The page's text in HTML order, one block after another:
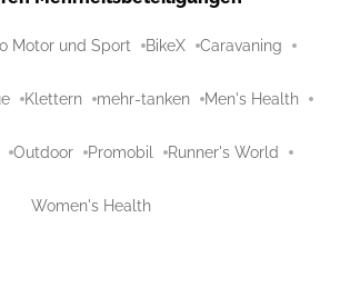
Motor und Sport BikeX Caravaning
Klettern mehr-tanken Men's Health
Outdoor Promobil Runner's World
Women's Health